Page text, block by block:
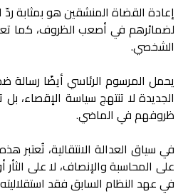
إعادة القضاة المنشقين هو بمثابة ردّ
لضمائرهم في أصعب الظروف، كما
الشخصي.
يحمل المرسوم الرئاسي أيضًا رسالة
الجديدة لا تنتهج سياسة الإقصاء،
ظروفهم في الماضي.
في سياق العدالة الانتقالية، تُعتبر
على المحاسبة والإنصاف، لا على
في عهد النظام السابق فقد